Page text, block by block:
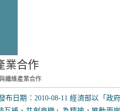
業合作
纖維產業合作
布日期：2010-08-11 經濟部以「政府